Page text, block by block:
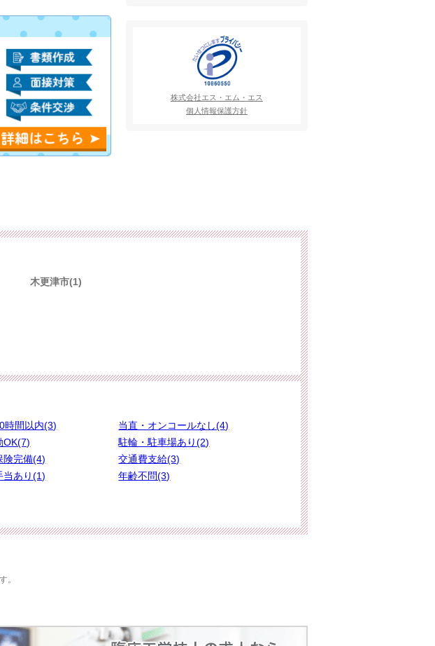
株式会社エス・エム・エス
個人情報保護方針
木更津市(1)
時間以内(3)
当直・オンコールなし(4)
OK(7)
駐輪・駐車場あり(2)
険完備(4)
交通費支給(3)
当あり(1)
年齢不問(3)
。